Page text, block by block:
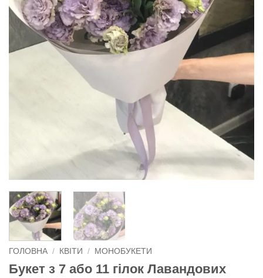
ГОЛОВНА / КВІТИ / МОНОБУКЕТИ
Букет з 7 або 11 гілок Лавандових